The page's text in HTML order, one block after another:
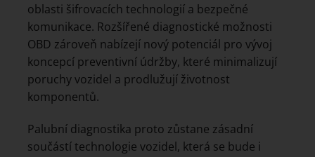
oblasti šifrovacích technologií a bezpečné
komunikace. Rozšířené diagnostické možnosti
OBD zároveň nabízejí nový potenciál pro vývoj
koncepcí preventivní údržby, které minimalizují
poruchy vozidel a prodlužují životnost
komponentů.
Palubní diagnostika proto zůstane zásadní
součástí technologie vozidel, která se bude i